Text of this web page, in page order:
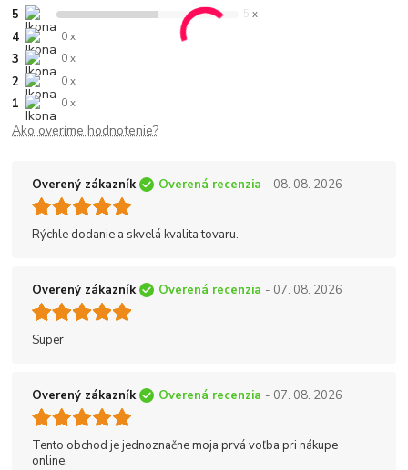
5 5 x
4 0 x
3 0 x
2 0 x
1 0 x
Ako overíme hodnotenie?
Overený zákazník Overená recenzia - 08. 08. 2026
Rýchle dodanie a skvelá kvalita tovaru.
Overený zákazník Overená recenzia - 07. 08. 2026
Super
Overený zákazník Overená recenzia - 07. 08. 2026
Tento obchod je jednoznačne moja prvá voľba pri nákupe
online.